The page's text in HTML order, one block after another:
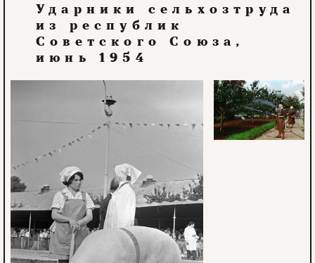
Ударники сельхозтруда
из республик
Советского Союза,
июнь 1954